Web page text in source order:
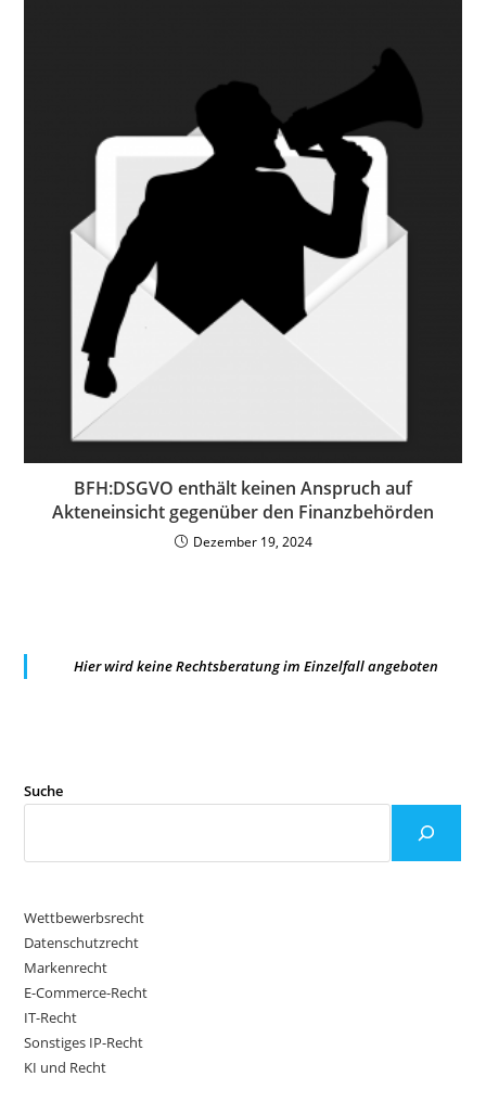
BFH:DSGVO enthält keinen Anspruch auf
Akteneinsicht gegenüber den Finanzbehörden
Dezember 19, 2024
Hier wird keine Rechtsberatung im Einzelfall angeboten
Suche
Wettbewerbsrecht
Datenschutzrecht
Markenrecht
E-Commerce-Recht
IT-Recht
Sonstiges IP-Recht
KI und Recht